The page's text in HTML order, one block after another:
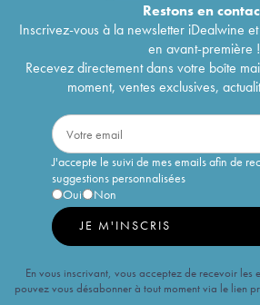
Restons en
Inscrivez-vous à la newsletter iDealwine
en avant-première !
Recevez directement dans votre boîte
moment, ventes exclusives,
J'accepte le suivi de mes emails afin de
suggestions personnalisées
Oui
Non
JE M'INSCRIS
En vous inscrivant, vous acceptez de recevoir
pouvez vous désabonner à tout moment via le lien